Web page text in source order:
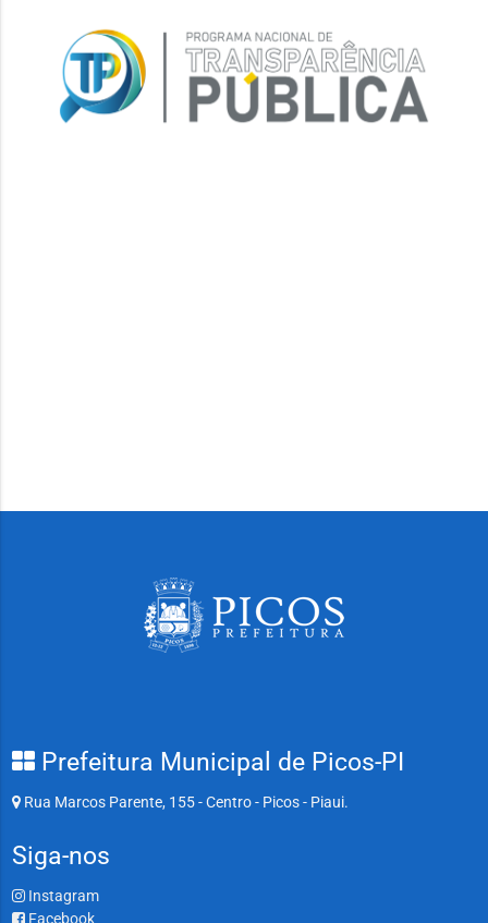
Prefeitura Municipal de Picos-PI
Rua Marcos Parente, 155 - Centro - Picos - Piaui.
Siga-nos
Instagram
Facebook